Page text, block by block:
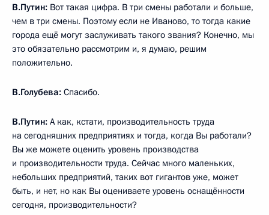
В.Путин: Вот такая цифра. В три смены работали и больше,
чем в три смены. Поэтому если не Иваново, то тогда какие
города ещё могут заслуживать такого звания? Конечно, мы
это обязательно рассмотрим и, я думаю, решим
положительно.
В.Голубева: Спасибо.
В.Путин: А как, кстати, производительность труда
на сегодняшних предприятиях и тогда, когда Вы работали?
Вы же можете оценить уровень производства
и производительности труда. Сейчас много маленьких,
небольших предприятий, таких вот гигантов уже, может
быть, и нет, но как Вы оцениваете уровень оснащённости
сегодня, производительности?